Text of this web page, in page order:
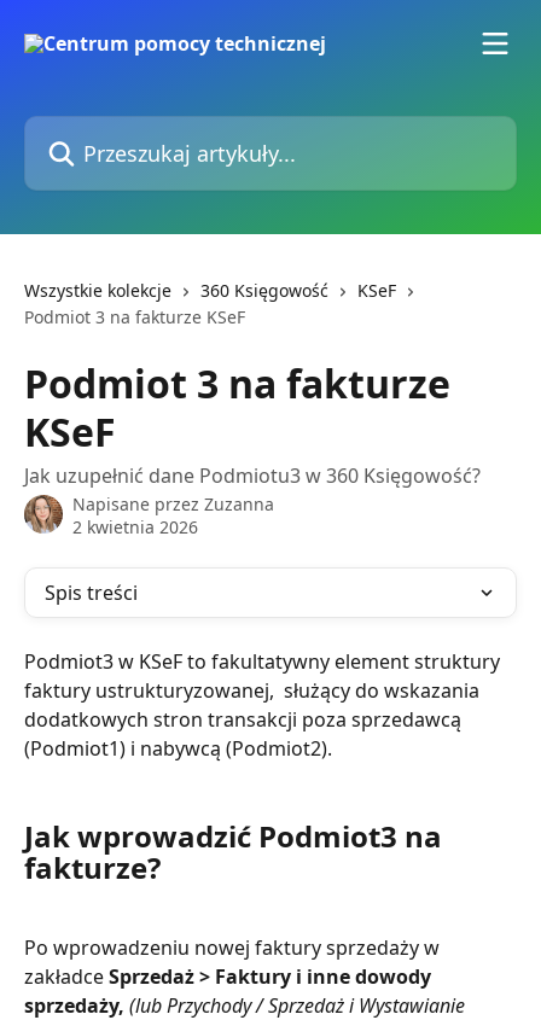
Przeszukaj artykuły...
Wszystkie kolekcje 360 Księgowość
KSeF
Podmiot 3 na fakturze KSeF
Podmiot 3 na fakturze
KSeF
Jak uzupełnić dane Podmiotu3 w 360 Księgowość?
Napisane przez Zuzanna
2 kwietnia 2026
Spis treści
Podmiot3 w KSeF to fakultatywny element struktury
faktury ustrukturyzowanej,  służący do wskazania
dodatkowych stron transakcji poza sprzedawcą
(Podmiot1) i nabywcą (Podmiot2).
Jak wprowadzić Podmiot3 na
fakturze?
Po wprowadzeniu nowej faktury sprzedaży w
zakładce Sprzedaż > Faktury i inne dowody
sprzedaży, (lub Przychody / Sprzedaż i Wystawianie